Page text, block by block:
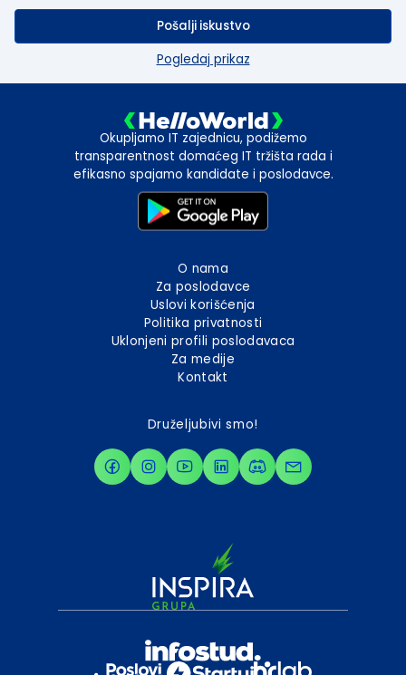
Pošalji iskustvo
Pogledaj prikaz
Okupljamo IT zajednicu, podižemo
transparentnost domaćeg IT tržišta rada i
efikasno spajamo kandidate i poslodavce.
O nama
Za poslodavce
Uslovi korišćenja
Politika privatnosti
Uklonjeni profili poslodavaca
Za medije
Kontakt
Druželjubivi smo!